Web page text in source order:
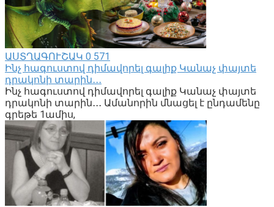
ԱՍՏՂԱԳՈՒՇԱԿ 0 571
Ինչ հագուստով դիմավորել գալիք Կանաչ փայտե
դրակոնի տարին․․․
Ինչ հագուստով դիմավորել գալիք Կանաչ փայտե
դրակոնի տարին․․․ Ամանորին մնացել է ընդամենը
գրեթե 1ամիս,